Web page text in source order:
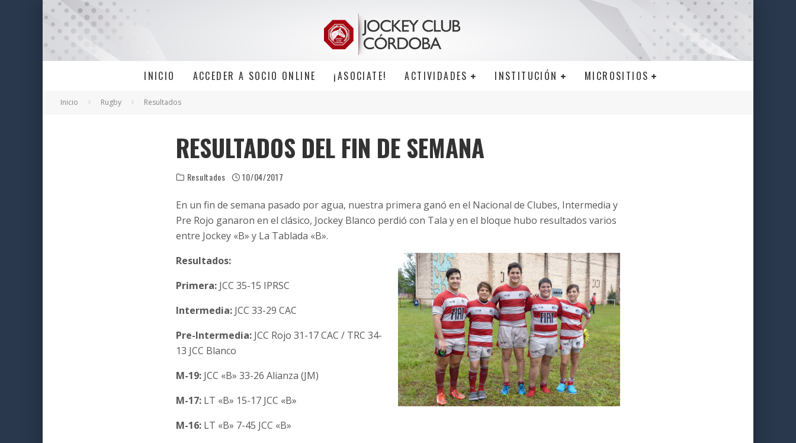
INICIO ACCEDER A SOCIO ONLINE ¡ASOCIATE! ACTIVIDADES INSTITUCIÓN MICROSITIOS
Inicio Rugby Resultados
RESULTADOS DEL FIN DE SEMANA
Resultados 10/04/2017
En un fin de semana pasado por agua, nuestra primera ganó en el Nacional de Clubes, Intermedia y
Pre Rojo ganaron en el clásico, Jockey Blanco perdió con Tala y en el bloque hubo resultados varios
entre Jockey «B» y La Tablada «B».
Resultados:
Primera: JCC 35-15 IPRSC
Intermedia: JCC 33-29 CAC
Pre-Intermedia: JCC Rojo 31-17 CAC / TRC 34-
13 JCC Blanco
M-19: JCC «B» 33-26 Alianza (JM)
M-17: LT «B» 15-17 JCC «B»
M-16: LT «B» 7-45 JCC «B»